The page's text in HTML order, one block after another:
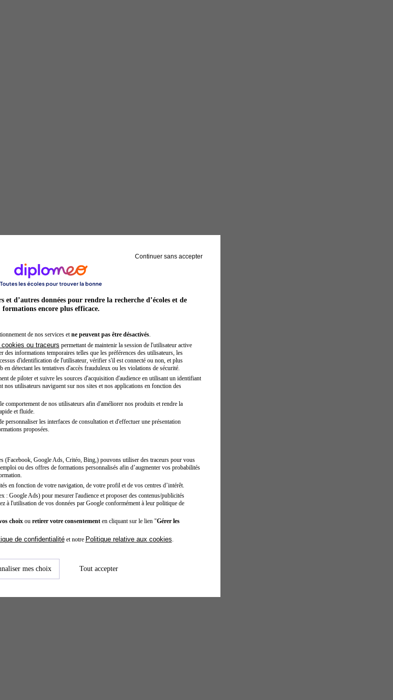
sportif
Continuer sans accepter
et d’autres données pour rendre la recherche d’écoles et de
formations encore plus efficace.
de nos services et ne peuvent pas être désactivés.
ou traceurs permettant de maintenir la session de l'utilisateur active
des informations temporaires telles que les préférences des utilisateurs, les
d'identification de l'utilisateur, vérifier s'il est connecté ou non, et plus
détectant les tentatives d'accès frauduleux ou les violations de sécurité.
de piloter et suivre les sources d'acquisition d'audience en utilisant un identifiant
nos utilisateurs naviguent sur nos sites et nos applications en fonction des
comportement de nos utilisateurs afin d'améliorer nos produits et rendre la
et fluide.
personnaliser les interfaces de consultation et d'effectuer une présentation
proposées.
(Facebook, Google Ads, Critéo, Bing,) pouvons utiliser des traceurs pour vous
ou des offres de formations personnalisés afin d’augmenter vos probabilités
en fonction de votre navigation, de votre profil et de vos centres d’intérêt.
: Google Ads) pour mesurer l'audience et proposer des contenus/publicités
à l'utilisation de vos données par Google conformément à leur politique de
choixou retirer votre consentementen cliquant sur le lien "Gérer les
de confidentialitéet notre Politique relative aux cookies
mes choix Tout accepter